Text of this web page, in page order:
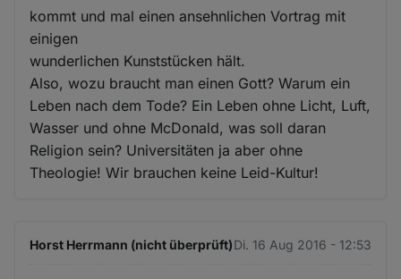
kommt und mal einen ansehnlichen Vortrag mit
einigen
wunderlichen Kunststücken hält.
Also, wozu braucht man einen Gott? Warum ein
Leben nach dem Tode? Ein Leben ohne Licht, Luft,
Wasser und ohne McDonald, was soll daran
Religion sein? Universitäten ja aber ohne
Theologie! Wir brauchen keine Leid-Kultur!
Horst Herrmann (nicht überprüft)Di. 16 Aug 2016 - 12:53